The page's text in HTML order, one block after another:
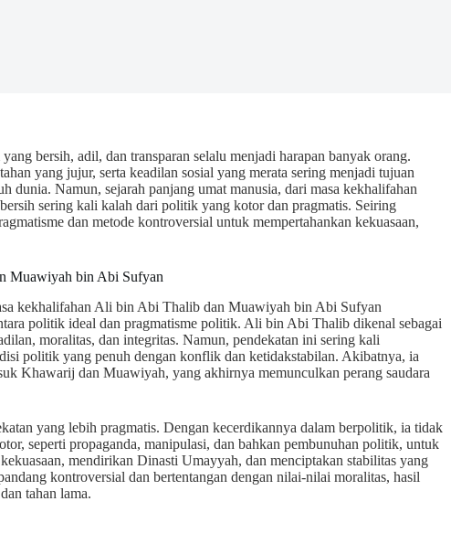
bersih, adil, dan transparan selalu menjadi harapan banyak orang.
yang jujur, serta keadilan sosial yang merata sering menjadi tujuan
dunia. Namun, sejarah panjang umat manusia, dari masa kekhalifahan
sering kali kalah dari politik yang kotor dan pragmatis. Seiring
dan metode kontroversial untuk mempertahankan kekuasaan,
Muawiyah bin Abi Sufyan
kekhalifahan Ali bin Abi Thalib dan Muawiyah bin Abi Sufyan
politik ideal dan pragmatisme politik. Ali bin Abi Thalib dikenal sebagai
moralitas, dan integritas. Namun, pendekatan ini sering kali
politik yang penuh dengan konflik dan ketidakstabilan. Akibatnya, ia
Khawarij dan Muawiyah, yang akhirnya memunculkan perang saudara
yang lebih pragmatis. Dengan kecerdikannya dalam berpolitik, ia tidak
seperti propaganda, manipulasi, dan bahkan pembunuhan politik, untuk
mendirikan Dinasti Umayyah, dan menciptakan stabilitas yang
kontroversial dan bertentangan dengan nilai-nilai moralitas, hasil
tahan lama.